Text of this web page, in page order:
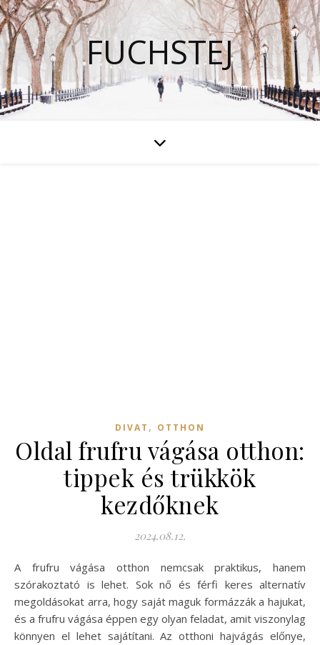
FUCHSTEJ
DIVAT , OTTHON
Oldal frufru vágása otthon:
tippek és trükkök
kezdőknek
2024.08.12.
A frufru vágása otthon nemcsak praktikus, hanem
szórakoztató is lehet. Sok nő és férfi keres alternatív
megoldásokat arra, hogy saját maguk formázzák a hajukat,
és a frufru vágása éppen egy olyan feladat, amit viszonylag
könnyen el lehet sajátítani. Az otthoni hajvágás előnye,